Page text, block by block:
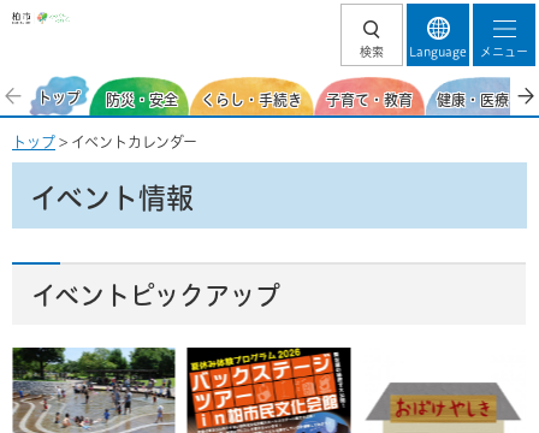
柏市
検索 Language メニュー
トップ 防災・安全 くらし・手続き 子育て・教育 健康・医療・
トップ > イベントカレンダー
イベント情報
イベントピックアップ